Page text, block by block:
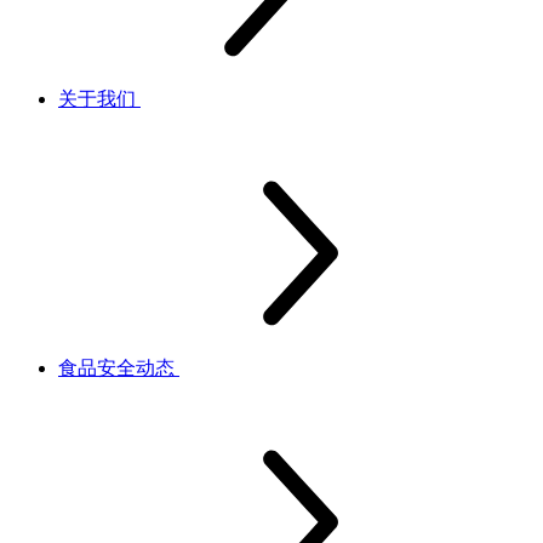
关于我们
食品安全动态